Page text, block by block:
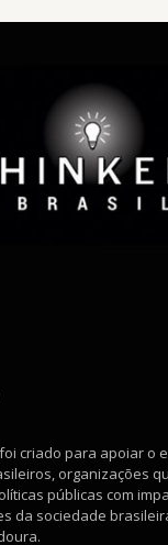
criado para apoiar o
organizações
públicas com
da sociedade